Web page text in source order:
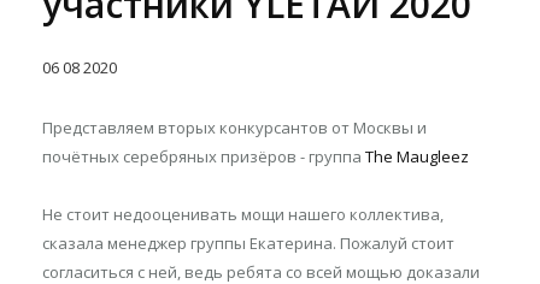
06082020
Представляем вторых конкурсантов от Москвы и
почётных серебряных призёров - группа The Maugleez
Не стоит недооценивать мощи нашего коллектива,
сказала менеджер группы Екатерина. Пожалуй стоит
согласиться с ней, ведь ребята со всей мощью доказали